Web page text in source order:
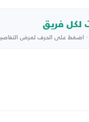
· اضغط على الحرف لعرض